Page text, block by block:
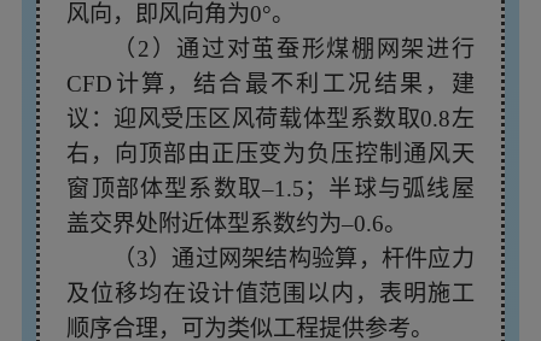
风向，即风向角为0°。
（2）通过对茧蚕形煤棚网架进行
CFD计算，结合最不利工况结果，建
议：迎风受压区风荷载体型系数取0.8左
右，向顶部由正压变为负压控制通风天
窗顶部体型系数取–1.5；半球与弧线屋
盖交界处附近体型系数约为–0.6。
（3）通过网架结构验算，杆件应力
及位移均在设计值范围以内，表明施工
顺序合理，可为类似工程提供参考。